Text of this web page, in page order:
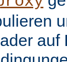
auf